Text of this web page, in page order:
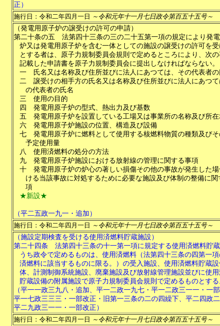
正）
施行日：令和二年四月一日 ～令和元年十一月七日政令第百五十五号～
（発電用原子炉の譲受けの許可の申請）
第二十条の五
法第四十三条の三の二十五第一項の規定により発
炉又は発電用原子炉を含む一体としての施設の譲受けの許可を
とする者は、原子力規制委員会規則で定めるところにより、次
記載した申請書を原子力規制委員会に提出しなければならない。
一
氏名又は名称及び住所並びに法人にあつては、その代表者
二
譲受けの相手方の氏名又は名称及び住所並びに法人にあつ
の代表者の氏名
三
使用の目的
四
発電用原子炉の型式、熱出力及び基数
五
発電用原子炉を設置している工場又は事業所の名称及び所在
六
発電用原子炉施設の位置、構造及び設備
七
発電用原子炉に燃料として使用する核燃料物質の種類及び
予定使用量
八
使用済燃料の処分の方法
九
発電用原子炉施設における放射線の管理に関する事項
十
発電用原子炉の炉心の著しい損傷その他の事故が発生した
ける当該事故に対処するために必要な施設及び体制の整備に関
項
★新設★
（平二五政一九一・追加）
施行日：令和二年四月一日 ～令和元年十一月七日政令第百五十五号～
（施設定期検査を受ける使用済燃料貯蔵施設）
第二十四条
法第四十三条の十一第一項に規定する使用済燃料貯
うち政令で定めるものは、使用済燃料（法第四十三条の四第一
済燃料に該当するものに限る。）の受入施設、使用済燃料貯蔵
体、計測制御系統施設、廃棄施設及び放射線管理施設並びに使
貯蔵設備の附属施設で原子力規制委員会規則で定めるものとする
（平一一政三九八・追加、平一二政一九七・平一二政三一一・一
平一七政三三三・一部改正・旧第一三条の二の四繰下、平二四政
平二九政三一一・一部改正）
施行日：令和二年四月一日 ～令和元年十一月七日政令第百五十五号～